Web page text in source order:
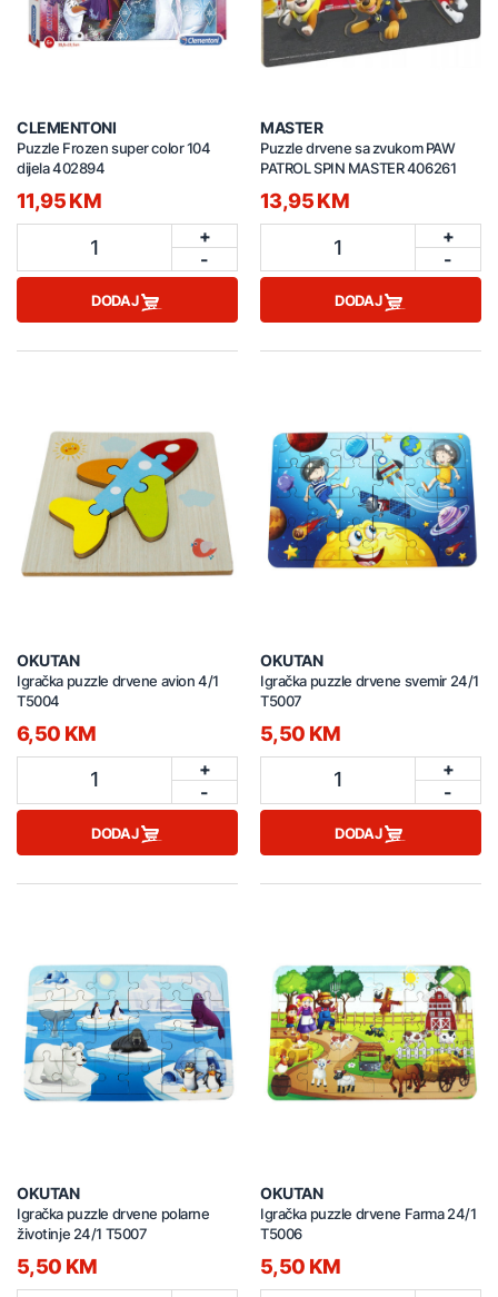
CLEMENTONI
Puzzle Frozen super color 104
dijela 402894
11,95 KM
1
+
-
DODAJ
MASTER
Puzzle drvene sa zvukom PAW
PATROL SPIN MASTER 406261
13,95 KM
1
+
-
DODAJ
OKUTAN
Igračka puzzle drvene avion 4/1
T5004
6,50 KM
1
+
-
DODAJ
OKUTAN
Igračka puzzle drvene svemir 24/1
T5007
5,50 KM
1
+
-
DODAJ
OKUTAN
Igračka puzzle drvene polarne
životinje 24/1 T5007
5,50 KM
OKUTAN
Igračka puzzle drvene Farma 24/1
T5006
5,50 KM